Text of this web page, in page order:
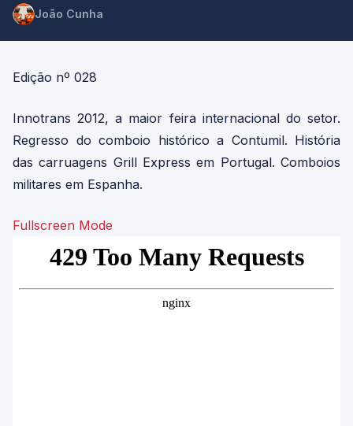
João Cunha
Edição nº 028
Innotrans 2012, a maior feira internacional do setor.
Regresso do comboio histórico a Contumil. História
das carruagens Grill Express em Portugal. Comboios
militares em Espanha.
Fullscreen Mode